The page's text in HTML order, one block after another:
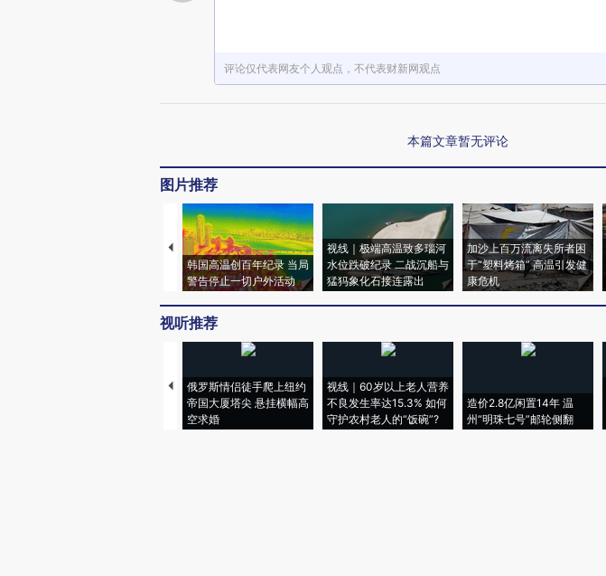
评论仅代表网友个人观点，不代表财新网观点
本篇文章暂无评论
图片推荐
韩国高温创百年纪录 当局
警告停止一切户外活动
视线｜极端高温致多瑙河
水位跌破纪录 二战沉船与
猛犸象化石接连露出
加沙上百万流离失所者困
于“塑料烤箱” 高温引发健
康危机
视听推荐
俄罗斯情侣徒手爬上纽约
帝国大厦塔尖 悬挂横幅高
空求婚
视线｜60岁以上老人营养
不良发生率达15.3% 如何
守护农村老人的“饭碗”?
造价2.8亿闲置14年 温
州“明珠七号”邮轮侧翻